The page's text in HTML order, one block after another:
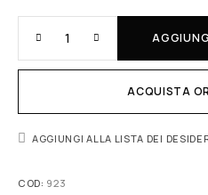
ACQUISTA
AGGIUNGI ALLA LISTA DEI
COD: 923